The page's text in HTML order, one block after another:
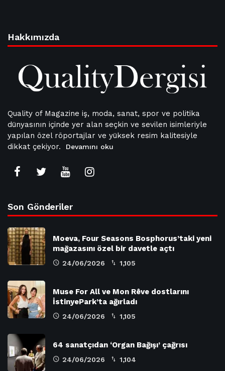
Hakkımızda
Quality of Magazine iş, moda, sanat, spor ve politika
dünyasının içinde yer alan seçkin ve sevilen isimleriyle
yapılan özel röportajlar ve yüksek resim kalitesiyle
dikkat çekiyor.
Devamını oku
Son Gönderiler
Moeva, Four Seasons Bosphorus’taki yeni
mağazasını özel bir davetle açtı
24/06/2026 1,105
Muse For All ve Mon Rêve dostlarını
İstinyePark’ta ağırladı
24/06/2026 1,105
64 sanatçıdan ‘Organ Bağışı’ çağrısı
24/06/2026 1,104